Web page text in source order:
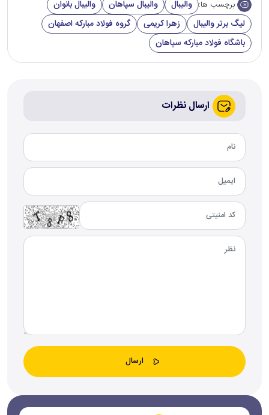
برچسب ها: والیبال والیبال سپاهان
والیبال بانوان
لیگ برتر والیبال
زهرا کریمی
گروه فولاد مبارکه اصفهان
باشگاه فولاد مبارکه سپاهان
ارسال نظرات